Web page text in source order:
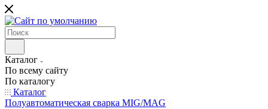
Каталог
По всему сайту
По каталогу
Каталог
Полуавтоматическая сварка MIG/MAG